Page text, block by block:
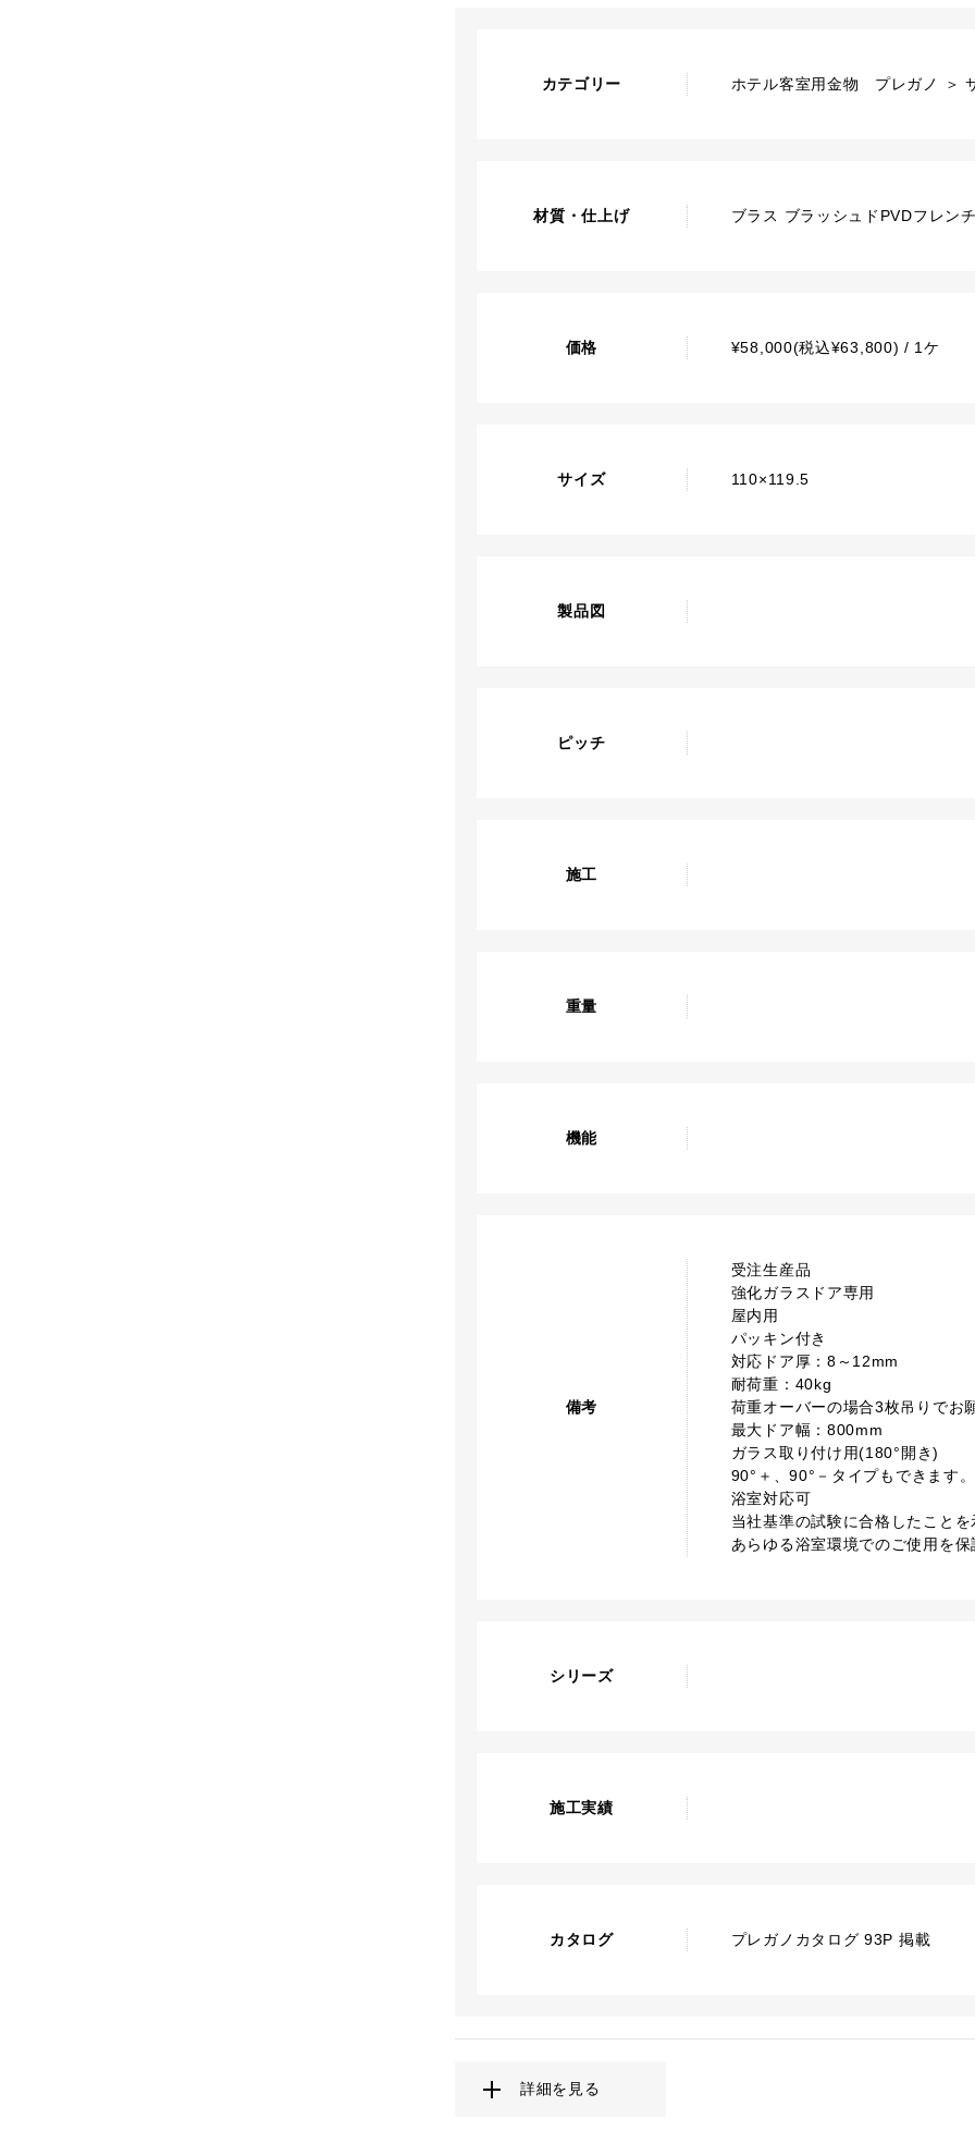
カテゴリー ホテル客室用金物 プレガノ ＞
材質・仕上げ ブラス ブラッシュドPVDフレン
価格 ¥58,000(税込¥63,800) / 1ケ
サイズ 110×119.5
製品図
ピッチ
施工
重量
機能
備考
受注生産品
強化ガラスドア専用
屋内用
パッキン付き
対応ドア厚：8～12mm
耐荷重：40kg
荷重オーバーの場合3枚吊りでお
最大ドア幅：800mm
ガラス取り付け用(180°開き)
90°＋、90°－タイプもできます。
浴室対応可
当社基準の試験に合格したこと
あらゆる浴室環境でのご使用を保
シリーズ
施工実績
カタログ プレガノカタログ 93P 掲載
詳細を見る